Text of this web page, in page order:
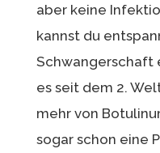
aber keine
kannst du
Schwangerschaft
es seit dem 2.
mehr von
sogar schon eine